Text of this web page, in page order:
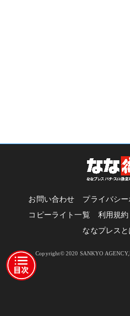
お問い合わせ プライバシ
コピーライト一覧
利用規約
ななプレスと
Copyright© 2020 SANKYO